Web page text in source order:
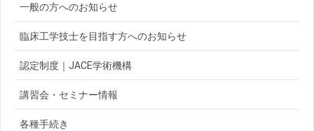
一般の方へのお知らせ
臨床工学技士を目指す方へのお知らせ
認定制度｜JACE学術機構
講習会・セミナー情報
各種手続き